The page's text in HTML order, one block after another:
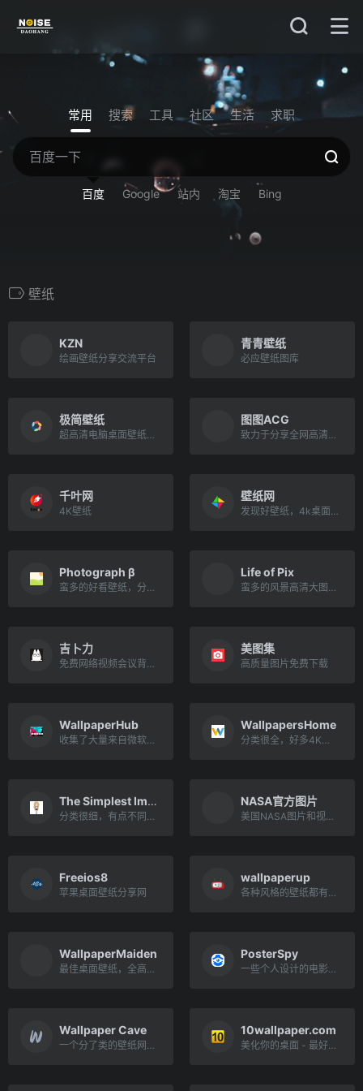
常用 搜索 工具 社区 生活 求职
百度 Google 站内 淘宝 Bing
壁纸
KZN
绘画壁纸分享交流平台
青青壁纸
必应壁纸图库
极简壁纸
超高清电脑桌面壁纸美图
图图ACG
致力于分享全网高清好看的图片
千叶网
4K壁纸
壁纸网
发现好壁纸，4k桌面高清壁纸
Photograph β
蛮多的好看壁纸，分类很全
Life of Pix
蛮多的风景高清大图以及免费视频
吉卜力
免费网络视频会议背景素材
美图集
高质量图片免费下载
WallpaperHub
收集了大量来自微软的官方壁纸
WallpapersHome
分类很全，好多4K、8K壁纸
The Simplest Image Gallery
分类很细，有点不同的图片网站
NASA官方图片
美国NASA图片和视频库
Freeios8
苹果桌面壁纸分享网
wallpaperup
各种风格的壁纸都有，设计爱好者的首选地
WallpaperMaiden
最佳桌面壁纸，全高清背景
PosterSpy
一些个人设计的电影电视剧海报壁纸，富有创意！
Wallpaper Cave
一个分了类的壁纸网站，素材高清，风格多样
10wallpaper.com
美化你的桌面 - 最好的高品质4K免费下载网站